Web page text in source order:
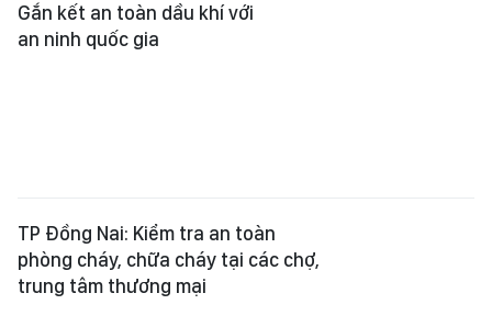
Gắn kết an toàn dầu khí với
an ninh quốc gia
TP Đồng Nai: Kiểm tra an toàn
phòng cháy, chữa cháy tại các chợ,
trung tâm thương mại